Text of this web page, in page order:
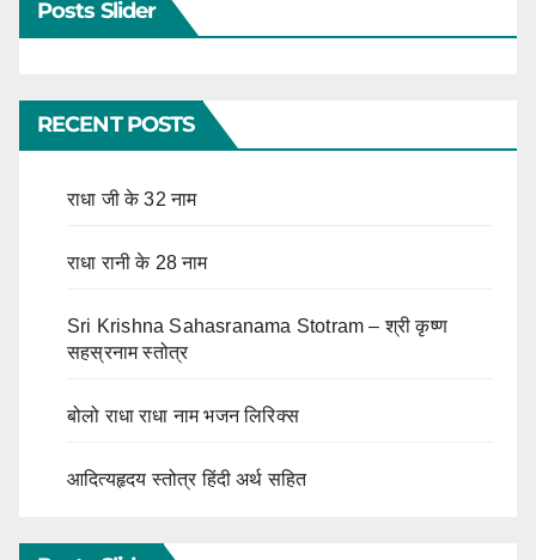
Posts Slider
RECENT POSTS
राधा जी के 32 नाम
राधा रानी के 28 नाम
Sri Krishna Sahasranama Stotram – श्री कृष्ण
सहस्रनाम स्तोत्र
बोलो राधा राधा नाम भजन लिरिक्स
आदित्यहृदय स्तोत्र हिंदी अर्थ सहित